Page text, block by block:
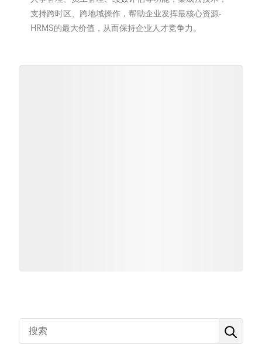
支持跨时区、跨地域操作，帮助企业发挥最核心资源-
HRMS的最大价值，从而保持企业人才竞争力。